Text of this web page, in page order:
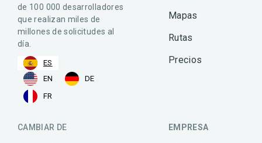
de 100 000 desarrolladores
que realizan miles de
millones de solicitudes al
día.
ES
EN
DE
FR
Mapas
Rutas
Precios
CAMBIAR DE EMPRESA